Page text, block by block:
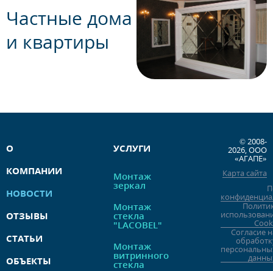
Частные дома
и квартиры
О
КОМПАНИИ
НОВОСТИ
ОТЗЫВЫ
СТАТЬИ
ОБЪЕКТЫ
УСЛУГИ
Монтаж
зеркал
Монтаж
стекла
"LACOBEL"
Монтаж
витринного
стекла
© 2008-
2026, ООО
«АГАПЕ»
Карта сайта
Согласие